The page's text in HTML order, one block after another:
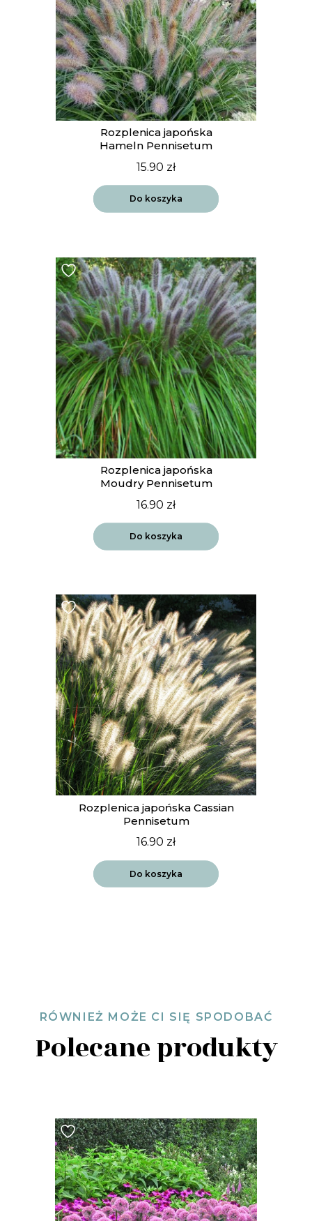
Rozplenica japońska
Hameln Pennisetum
15.90 zł
Do koszyka
Rozplenica japońska
Moudry Pennisetum
16.90 zł
Do koszyka
Rozplenica japońska Cassian
Pennisetum
16.90 zł
Do koszyka
RÓWNIEŻ MOŻE CI SIĘ SPODOBAĆ
Polecane produkty